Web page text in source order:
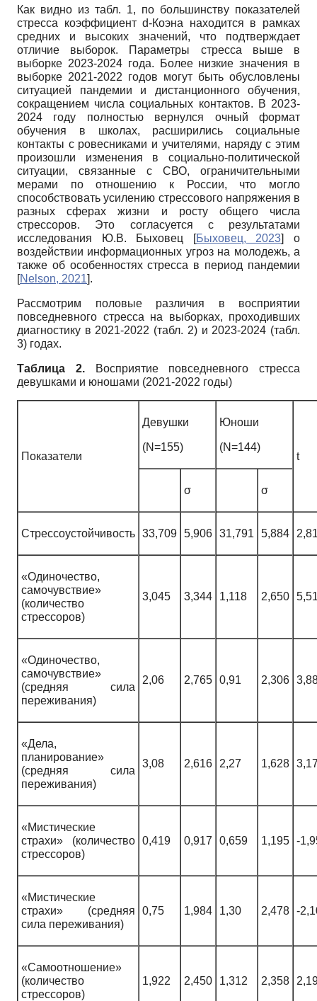
Как видно из табл. 1, по большинству показателей
стресса коэффициент d-Коэна находится в рамках
средних и высоких значений, что подтверждает
отличие выборок. Параметры стресса выше в
выборке 2023-2024 года. Более низкие значения в
выборке 2021-2022 годов могут быть обусловлены
ситуацией пандемии и дистанционного обучения,
сокращением числа социальных контактов. В 2023-
2024 году полностью вернулся очный формат
обучения в школах, расширились социальные
контакты с ровесниками и учителями, наряду с этим
произошли изменения в социально-политической
ситуации, связанные с СВО, ограничительными
мерами по отношению к России, что могло
способствовать усилению стрессового напряжения в
разных сферах жизни и росту общего числа
стрессоров. Это согласуется с результатами
исследования Ю.В. Быховец
[Быховец, 2023]
о
воздействии информационных угроз на молодежь, а
также об особенностях стресса в период пандемии
[Nelson, 2021].
Рассмотрим половые различия в восприятии
повседневного стресса на выборках, проходивших
диагностику в 2021-2022 (табл. 2) и 2023-2024 (табл.
3) годах.
Таблица 2.Восприятие повседневного стресса
девушками и юношами (2021-2022 годы)
Показатели
Девушки
(N=155)
Юноши
(N=144)
t
σ σ
Стрессоустойчивость 33,709 5,906 31,791 5,884
«Одиночество,
самочувствие»
(количество
стрессоров)
3,045 3,344 1,118 2,650
«Одиночество,
самочувствие»
(средняя сила
переживания)
2,06 2,765 0,91 2,306
«Дела,
планирование»
(средняя сила
переживания)
3,08 2,616 2,27 1,628
«Мистические
страхи» (количество
стрессоров)
0,419 0,917 0,659 1,195 -
«Мистические
страхи» (средняя
сила переживания)
0,75 1,984 1,30 2,478 -
«Самоотношение»
(количество
стрессоров)
1,922 2,450 1,312 2,358